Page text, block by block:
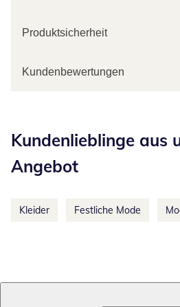
Produktsicherheit
Kundenbewertungen
Kundenlieblinge aus
Angebot
Kleider Festliche Mode